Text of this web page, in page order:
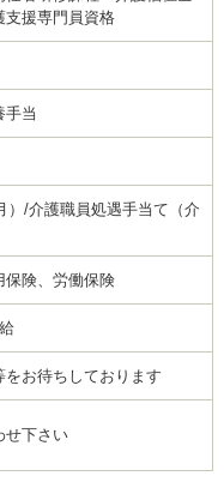
支援専門員資格
手当
）/介護職員処遇手当て（介
保険、労働保険
お待ちしております
せ下さい